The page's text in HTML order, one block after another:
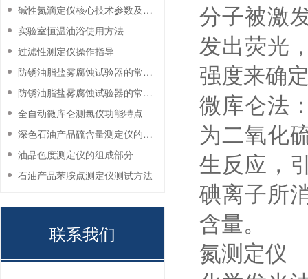
分子被激
发出荧光
强度来确
微库仑法
为二氧化
生反应，
碘离子所
含量。
氮测定仪
碱性氮滴定仪核心技术参数及应用说明
实验室恒温油浴使用方法
过滤性测定仪操作指导
防锈油脂盐雾腐蚀试验器的常见故障与解决方法
防锈油脂盐雾腐蚀试验器的常见故障与解决方法
全自动微库仑测氯仪功能特点
深色石油产品硫含量测定仪的工作环境要求
油品色度测定仪的组成部分
石油产品苯胺点测定仪测试方法
联系我们